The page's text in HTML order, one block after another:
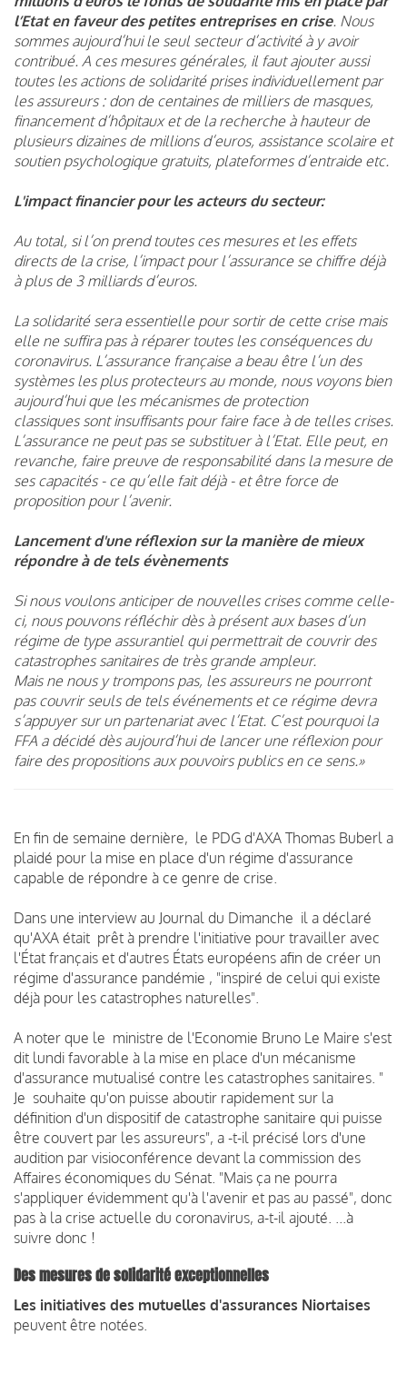
l’Etat en faveur des petites entreprises en crise. Nous
sommes aujourd’hui le seul secteur d’activité à y avoir
contribué. A ces mesures générales, il faut ajouter aussi
toutes les actions de solidarité prises individuellement par
les assureurs : don de centaines de milliers de masques,
financement d’hôpitaux et de la recherche à hauteur de
plusieurs dizaines de millions d’euros, assistance scolaire et
soutien psychologique gratuits, plateformes d’entraide etc.
L'impact financier pour les acteurs du secteur:
Au total, si l’on prend toutes ces mesures et les effets
directs de la crise, l’impact pour l’assurance se chiffre déjà
à plus de 3 milliards d’euros.
La solidarité sera essentielle pour sortir de cette crise mais
elle ne suffira pas à réparer toutes les conséquences du
coronavirus. L’assurance française a beau être l’un des
systèmes les plus protecteurs au monde, nous voyons bien
aujourd’hui que les mécanismes de protection
classiques sont insuffisants pour faire face à de telles crises.
L’assurance ne peut pas se substituer à l’Etat. Elle peut, en
revanche, faire preuve de responsabilité dans la mesure de
ses capacités - ce qu’elle fait déjà - et être force de
proposition pour l’avenir.
Lancement d'une réflexion sur la manière de mieux
répondre à de tels évènements
Si nous voulons anticiper de nouvelles crises comme celle-
ci, nous pouvons réfléchir dès à présent aux bases d’un
régime de type assurantiel qui permettrait de couvrir des
catastrophes sanitaires de très grande ampleur.
Mais ne nous y trompons pas, les assureurs ne pourront
pas couvrir seuls de tels événements et ce régime devra
s’appuyer sur un partenariat avec l’Etat. C’est pourquoi la
FFA a décidé dès aujourd’hui de lancer une réflexion pour
faire des propositions aux pouvoirs publics en ce sens.»
En fin de semaine dernière, le PDG d'AXA Thomas Buberl a
plaidé pour la mise en place d'un régime d'assurance
capable de répondre à ce genre de crise.
Dans une interview au Journal du Dimanche il a déclaré
qu'AXA était prêt à prendre l'initiative pour travailler avec
l'État français et d'autres États européens afin de créer un
régime d'assurance pandémie , "inspiré de celui qui existe
déjà pour les catastrophes naturelles".
A noter que le ministre de l'Economie Bruno Le Maire s'est
dit lundi favorable à la mise en place d'un mécanisme
d'assurance mutualisé contre les catastrophes sanitaires. "
Je souhaite qu'on puisse aboutir rapidement sur la
définition d'un dispositif de catastrophe sanitaire qui puisse
être couvert par les assureurs", a -t-il précisé lors d'une
audition par visioconférence devant la commission des
Affaires économiques du Sénat. "Mais ça ne pourra
s'appliquer évidemment qu'à l'avenir et pas au passé", donc
pas à la crise actuelle du coronavirus, a-t-il ajouté. ...à
suivre donc !
Des mesures de solidarité exceptionnelles
Les initiatives des mutuelles d'assurances Niortaises
peuvent être notées.